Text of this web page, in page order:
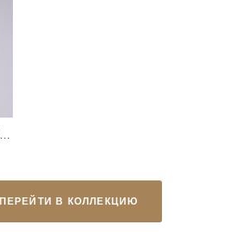
ПЕРЕЙТИ В КОЛЛЕКЦИЮ